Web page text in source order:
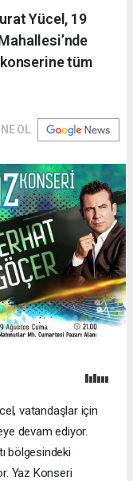
Yücel, 19
tüm
OL
vatandaşlar için
devam ediyor.
bölgesindeki
Yaz Konseri